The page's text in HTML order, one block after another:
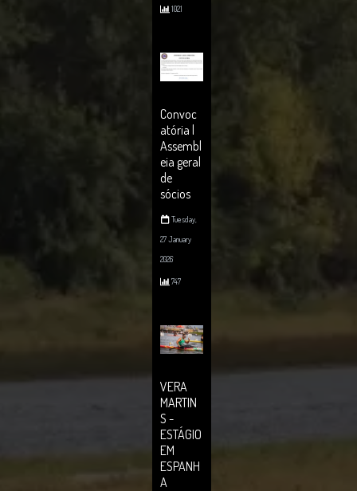
1021
Convoc
atória |
Assembl
eia geral
de
sócios
Tuesday,
27 January
2026
747
VERA
MARTIN
S -
ESTÁGIO
EM
ESPANH
A